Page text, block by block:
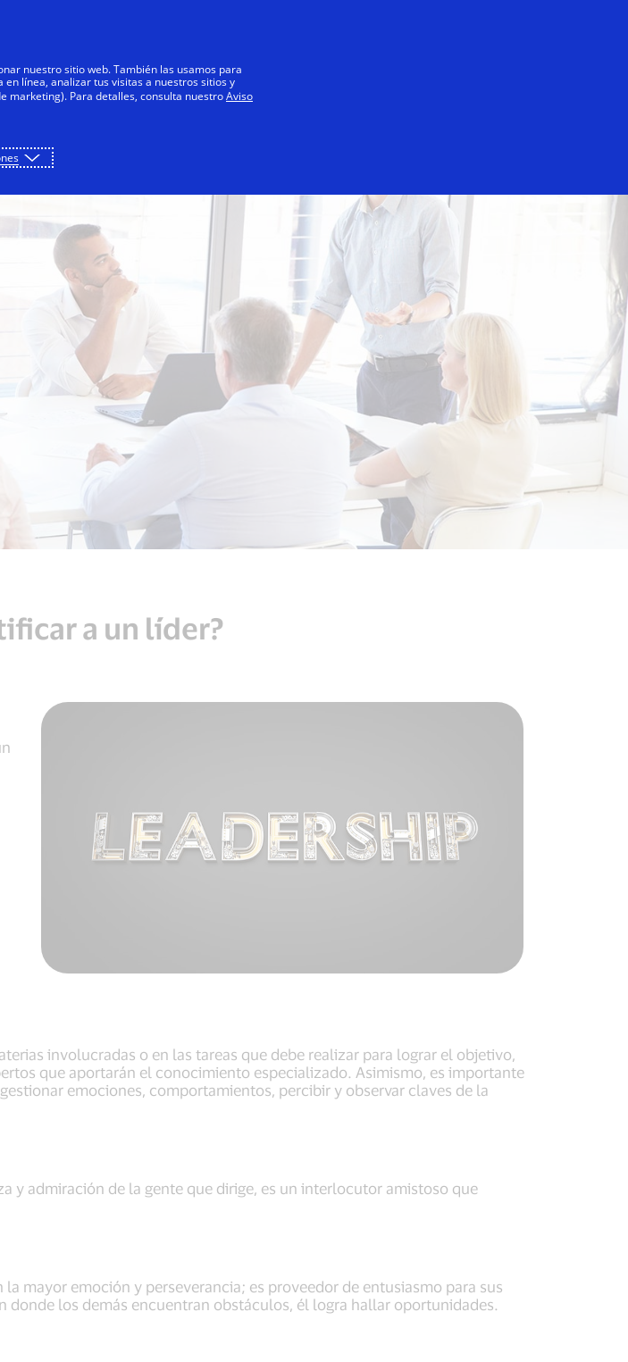
Innovadores Todos
a un líder?
involucradas o en las tareas que debe realizar para lograr el objetivo,
que aportarán el conocimiento especializado. Asimismo, es importante
emociones, comportamientos, percibir y observar claves de la
y admiración de la gente que dirige, es un interlocutor amistoso que
mayor emoción y perseverancia; es proveedor de entusiasmo para sus
donde los demás encuentran obstáculos, él logra hallar oportunidades.
nuestro sitio web. También las usamos para
línea, analizar tus visitas a nuestros sitios y
marketing). Para detalles, consulta nuestroAviso